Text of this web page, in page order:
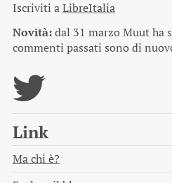
Iscriviti aLibreItalia
Novità:dal 31 marzo Muut ha
commenti passati sono di
Link
Ma chi è?